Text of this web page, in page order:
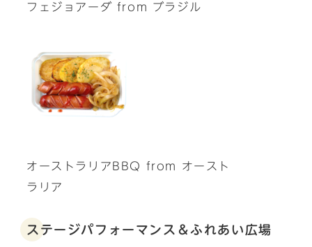
フェジョアーダ from ブラジル
オーストラリアBBQ from オースト
ラリア
ステージパフォーマンス＆ふれあい広場